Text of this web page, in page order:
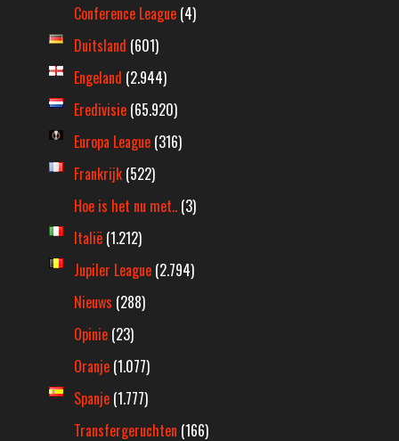
Conference League (4)
Duitsland (601)
Engeland (2.944)
Eredivisie (65.920)
Europa League (316)
Frankrijk (522)
Hoe is het nu met.. (3)
Italië (1.212)
Jupiler League (2.794)
Nieuws (288)
Opinie (23)
Oranje (1.077)
Spanje (1.777)
Transfergeruchten (166)